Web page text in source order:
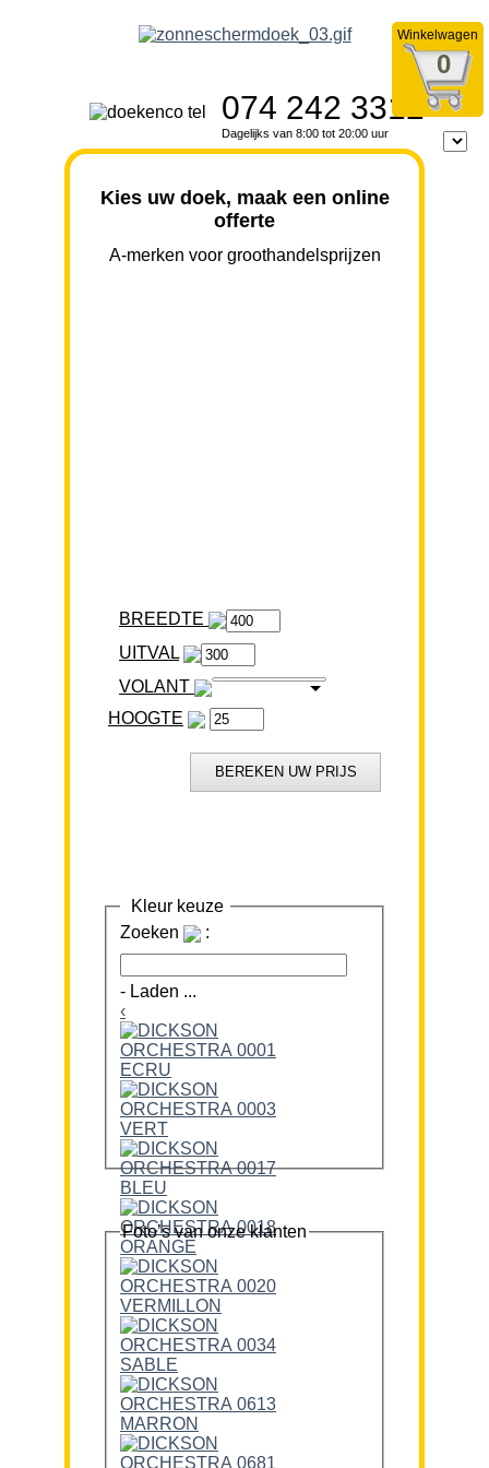
Winkelwagen
0
074 242 3312
Dagelijks van 8:00 tot 20:00 uur
Kies uw doek, maak een online
offerte
A-merken voor groothandelsprijzen
BREEDTE
VOLANT
HOOGTE
Kleur keuze
Zoeken
:
- Laden ...
‹
Foto’s van onze klanten